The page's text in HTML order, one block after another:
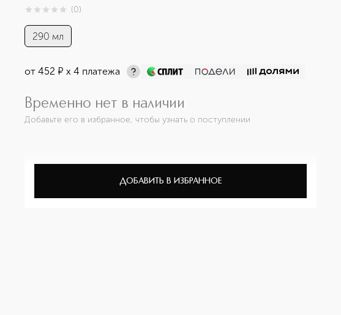
0из 0 (0)
290 мл
от452 ¤ х 4 платежа
Временно нет в наличии
Добавьте его в избранное, чтобы узнать о поступлении
ДОБАВИТЬ В ИЗБРАННОЕ